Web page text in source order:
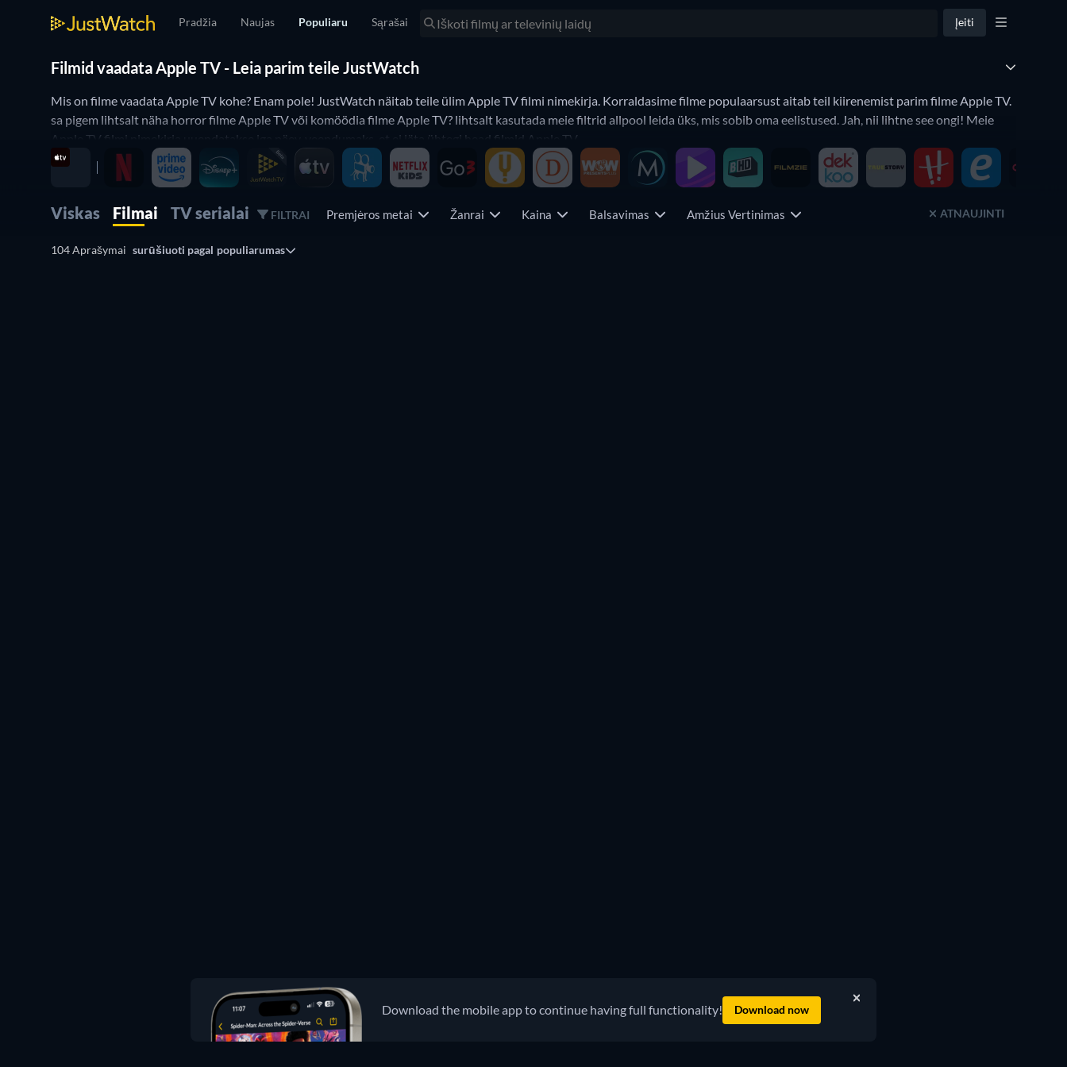
Pradžia Naujas Populiaru Sąrašai Įeiti
Filmid vaadata Apple TV - Leia parim teile JustWatch
Mis on filme vaadata Apple TV kohe? Enam pole! JustWatch näitab teile ülim Apple TV filmi nimekirja. Korraldasime filme populaarsust aitab teil kiirenemist parim filme Apple TV.
sa pigem lihtsalt näha horror filme Apple TV või komöödia filme Apple TV? lihtsalt kasutada meie filtrid allpool leida üks, mis sobib oma eelistused. Jah, nii lihtne see ongi! Meie
Apple TV filmi nimekirja uuendatakse iga päev, veendumaks, et ei jäta ühtegi head filmid Apple TV.
Viskas Filmai TV serialai FILTRAI Premjėros metai Žanrai Kaina Balsavimas Amžius Vertinimas ATNAUJINTI
104 Aprašymai surūšiuoti pagal populiarumas
Download the mobile app to continue having full functionality! Download now